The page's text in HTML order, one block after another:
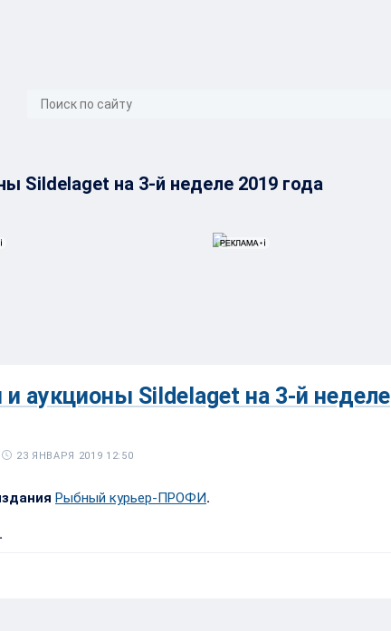
SiIdelaget на 3-й неделе 2019 года
аукционы SiIdelaget на 3-й неделе
23 ЯНВАРЯ 2019 12:50
Рыбный курьер-ПРОФИ.
.